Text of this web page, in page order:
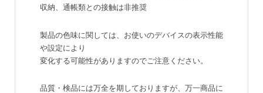
収納、通帳類との接触は非推奨
製品の色味に関しては、お使いのデバイスの表示性能
や設定により
変化する可能性がありますのでご注意ください。
品質・検品には万全を期しておりますが、万一商品に